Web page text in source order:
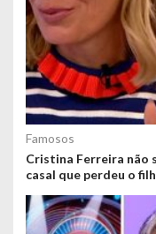
Famosos
Cristina Ferreira não
casal que perdeu o